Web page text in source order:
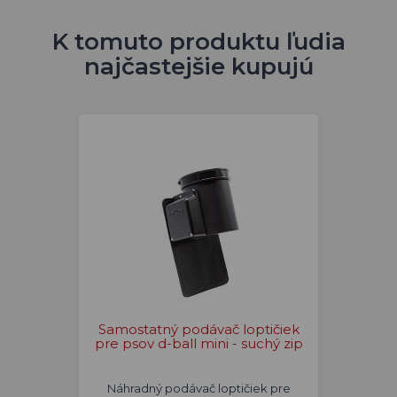
K tomuto produktu ľudia
najčastejšie kupujú
Samostatný podávač loptičiek
pre psov d-ball mini - suchý zip
Náhradný podávač loptičiek pre